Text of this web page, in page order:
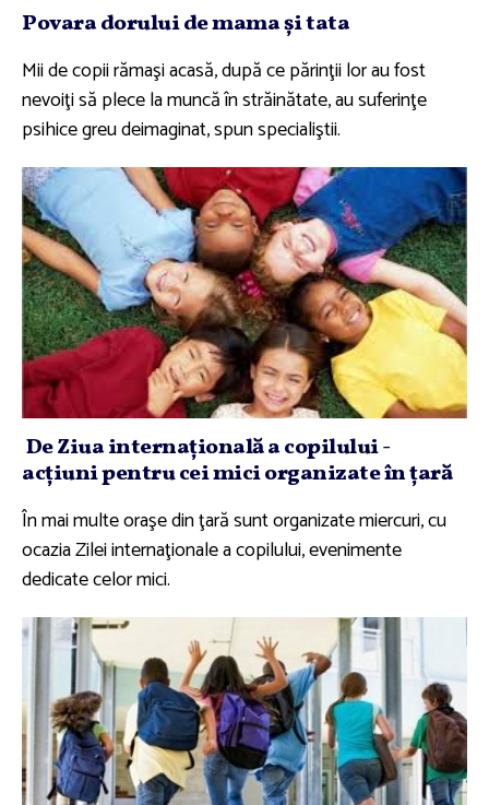
Povara dorului de mama şi tata
Mii de copii rămaşi acasă, după ce părinţii lor au fost
nevoiţi să plece la muncă în străinătate, au suferinţe
psihice greu deimaginat, spun specialiştii.
De Ziua internaţională a copilului -
acţiuni pentru cei mici organizate în ţară
În mai multe oraşe din ţară sunt organizate miercuri, cu
ocazia Zilei internaţionale a copilului, evenimente
dedicate celor mici.